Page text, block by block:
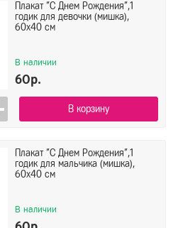
Сбросить
Плакат "С Днем Рождения",1
годик для девочки (мишка),
60х40 см
В наличии
60р.
В корзину
Плакат "С Днем Рождения",1
годик для мальчика (мишка),
60х40 см
В наличии